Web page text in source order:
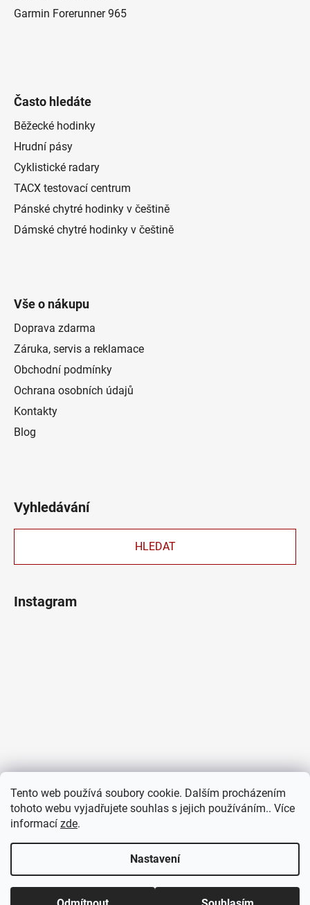
Tento web používá soubory cookie. Dalším procházením
tohoto webu vyjadřujete souhlas s jejich používáním.. Více
informací zde.
Nastavení
Garmin Forerunner 965
Často hledáte
Běžecké hodinky
Hrudní pásy
Cyklistické radary
TACX testovací centrum
Pánské chytré hodinky v češtině
Dámské chytré hodinky v češtině
Vše o nákupu
Doprava zdarma
Záruka, servis a reklamace
Obchodní podmínky
Ochrana osobních údajů
Kontakty
Blog
Vyhledávání
HLEDAT
Instagram
Sledovat na Instagramu